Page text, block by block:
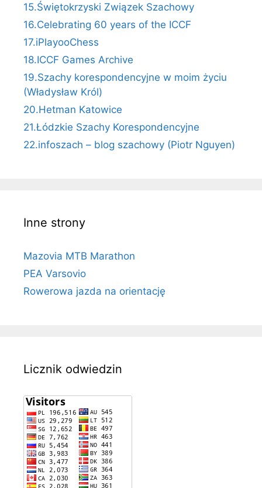
15.Świętokrzyski Związek Szachowy
16.Celebrating 60 years of the ICCF
17.iPlayooChess
18.ICCF Games Archive
19.Szachy korespondencyjne w moim życiu
(Władysław Król)
20.Hetman Katowice
21.Łódzkie Szachy Korespondencyjne
22.infoszach – blog szachowy (Piotr Nguyen)
Inne strony
Mazovia MTB Marathon
PEA Varsovio
Rowerowa jazda na orientację
Licznik odwiedzin